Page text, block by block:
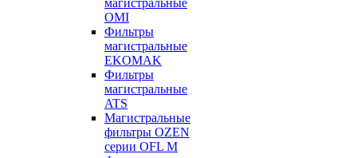
магистральные
OMI
Фильтры
магистральные
EKOMAK
Фильтры
магистральные
ATS
Магистральные
фильтры OZEN
серии OFL M